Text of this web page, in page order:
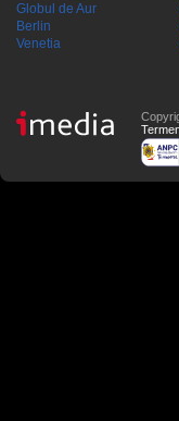
Globul de Aur
Berlin
Venetia